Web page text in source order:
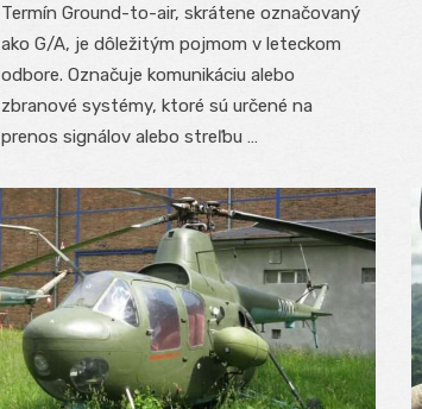
Termín Ground-to-air, skrátene označovaný
ako G/A, je dôležitým pojmom v leteckom
odbore. Označuje komunikáciu alebo
zbranové systémy, ktoré sú určené na
prenos signálov alebo streľbu …